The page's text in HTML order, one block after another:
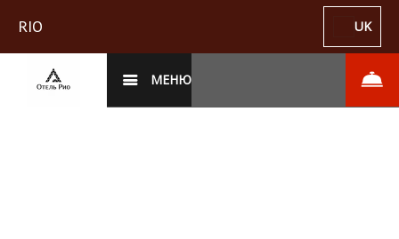
RIO UK
МЕНЮ